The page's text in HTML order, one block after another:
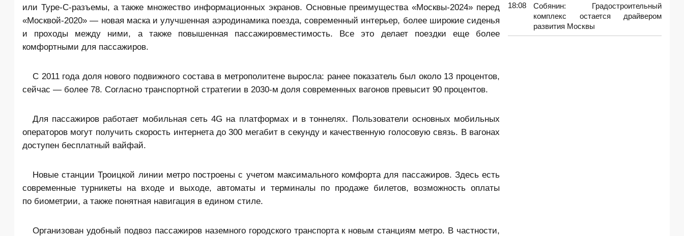
или Type-C-разъемы, а также множество информационных экранов. Основные преимущества «Москвы-2024» перед
«Москвой-2020» — новая маска и улучшенная аэродинамика поезда, современный интерьер, более широкие сиденья
и проходы между ними, а также повышенная пассажировместимость. Все это делает поездки еще более
комфортными для пассажиров.
С 2011 года доля нового подвижного состава в метрополитене выросла: ранее показатель был около 13 процентов,
сейчас — более 78. Согласно транспортной стратегии в 2030-м доля современных вагонов превысит 90 процентов.
Для пассажиров работает мобильная сеть 4G на платформах и в тоннелях. Пользователи основных мобильных
операторов могут получить скорость интернета до 300 мегабит в секунду и качественную голосовую связь. В вагонах
доступен бесплатный вайфай.
Новые станции Троицкой линии метро построены с учетом максимального комфорта для пассажиров. Здесь есть
современные турникеты на входе и выходе, автоматы и терминалы по продаже билетов, возможность оплаты
по биометрии, а также понятная навигация в едином стиле.
Организован удобный подвоз пассажиров наземного городского транспорта к новым станциям метро. В частности,
18:08
Собянин: Градостроительный
комплекс остается драйвером
развития Москвы